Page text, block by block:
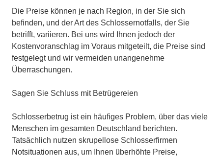
Die Preise können je nach Region, in der Sie sich
befinden, und der Art des Schlossernotfalls, der Sie
betrifft, variieren. Bei uns wird Ihnen jedoch der
Kostenvoranschlag im Voraus mitgeteilt, die Preise sind
festgelegt und wir vermeiden unangenehme
Überraschungen.
Sagen Sie Schluss mit Betrügereien
Schlosserbetrug ist ein häufiges Problem, über das viele
Menschen im gesamten Deutschland berichten.
Tatsächlich nutzen skrupellose Schlosserfirmen
Notsituationen aus, um Ihnen überhöhte Preise,